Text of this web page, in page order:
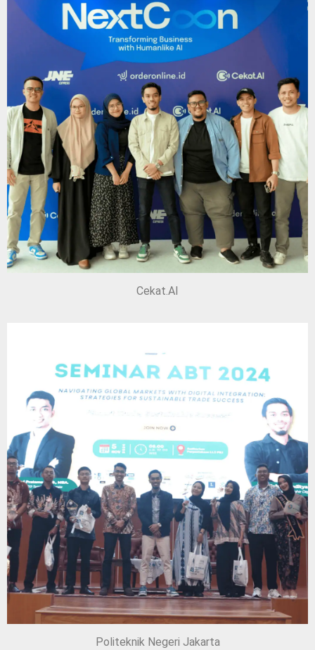
Cekat.AI
Politeknik Negeri Jakarta